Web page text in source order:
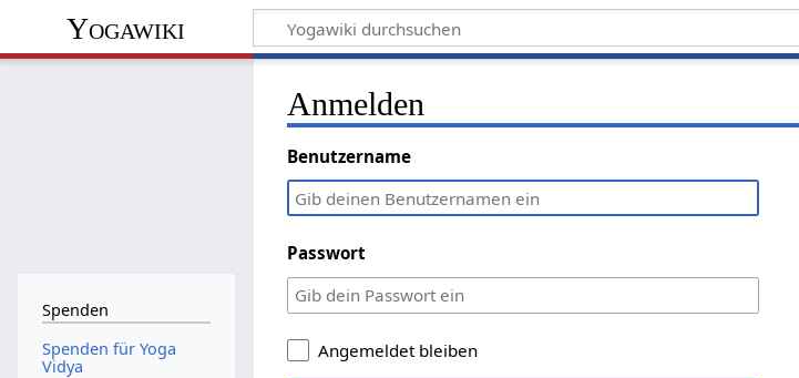
Yogawiki
Anmelden
Benutzername
Passwort
Angemeldet bleiben
Spenden
Spenden für Yoga
Vidya